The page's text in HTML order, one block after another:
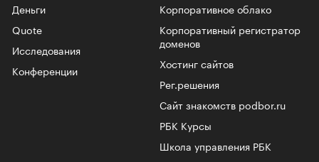
Корпоративное облако
Корпоративный регистратор
доменов
Хостинг сайтов
Рег.решения
Сайт знакомств podbor.ru
РБК Курсы
Школа управления РБК
Деньги
Quote
Исследования
Конференции